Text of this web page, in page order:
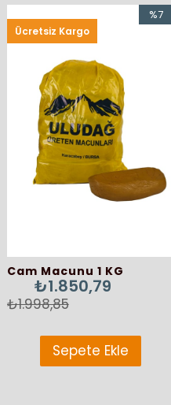
Cam Macunu 1 KG
₺1.850,79
₺1.998,85
Sepete Ekle
%7
Ücretsiz Kargo